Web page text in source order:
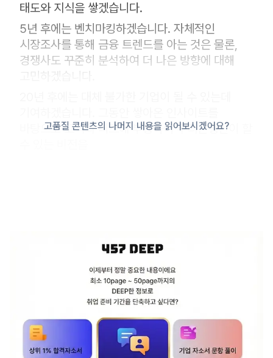
태도와 지식을 쌓겠습니다.
5년 후에는 벤치마킹하겠습니다. 자체적인
시장조사를 통해 금융 트렌드를 아는 것은 물론,
경쟁사도 꾸준히 분석하여 더 나은 방향에 대해
고민하겠습니다.
바탕으로 고객의 니즈에 부응하여 우리은행만이 할
고품질 콘텐츠의 나머지 내용을 읽어보시겠어요?